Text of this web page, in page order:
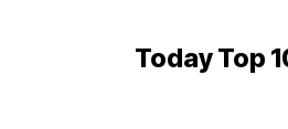
Today Top